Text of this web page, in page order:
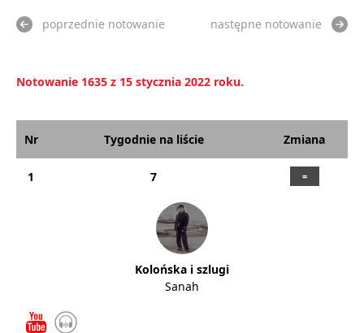
poprzednie notowanie następne notowanie
Notowanie 1635 z 15 stycznia 2022 roku.
Nr Tygodnie na liście Zmiana
1 7
Kolońska i szlugi
Sanah